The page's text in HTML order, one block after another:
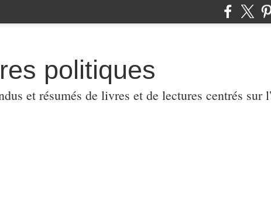
politiques
et résumés de livres et de lectures centrés